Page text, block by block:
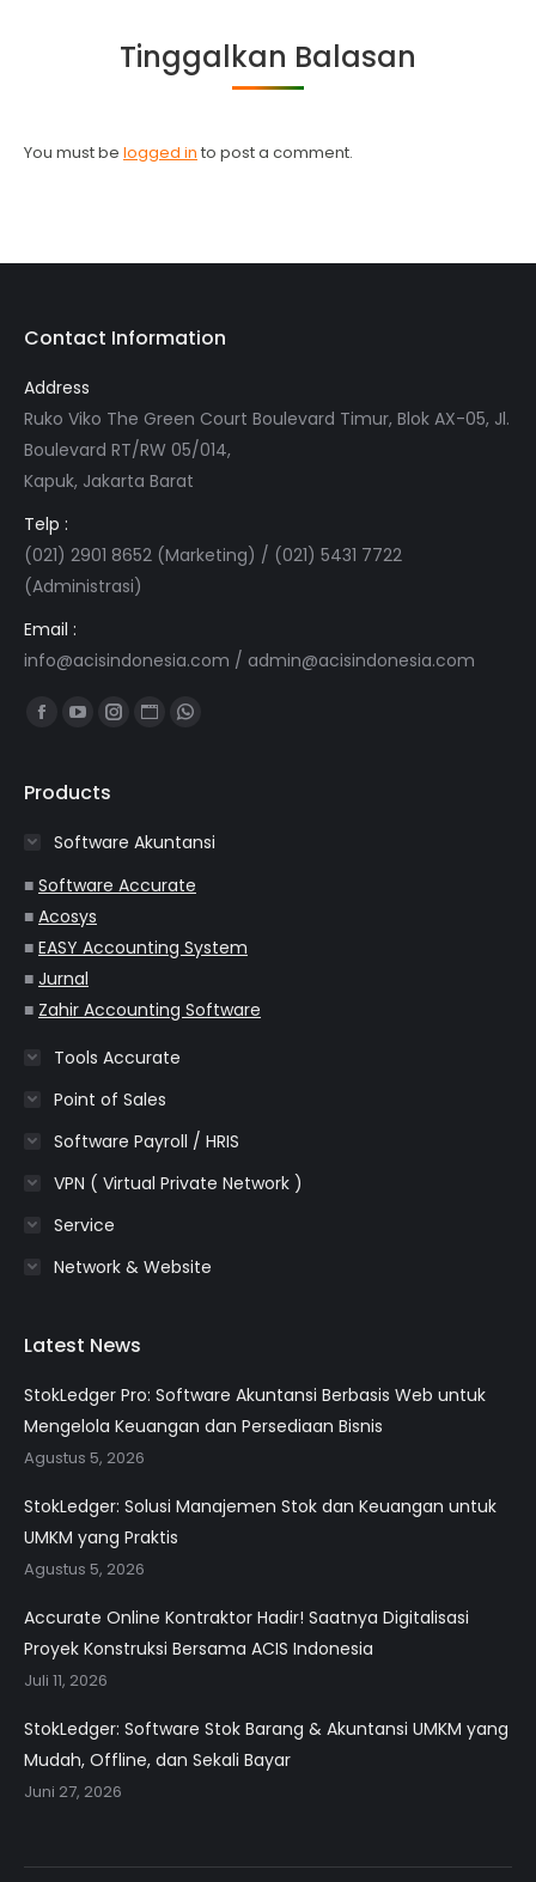
Tinggalkan Balasan
You must be logged in to post a comment.
Contact Information
Address
Ruko Viko The Green Court Boulevard Timur, Blok AX-05, Jl.
Boulevard RT/RW 05/014,
Kapuk, Jakarta Barat
Telp :
(021) 2901 8652 (Marketing) / (021) 5431 7722
(Administrasi)
Email :
info@acisindonesia.com / admin@acisindonesia.com
Find us on:
Facebook
opens
new
window
YouTube
opens
new
window
Instagram
new
window
Website
new
window
Whatsapp
new
window
Products
Software Akuntansi
■ Software Accurate
■ Acosys
■ EASY Accounting System
■ Jurnal
■ Zahir Accounting Software
Tools Accurate
Point of Sales
Software Payroll / HRIS
VPN ( Virtual Private Network )
Service
Network & Website
Latest News
StokLedger Pro: Software Akuntansi Berbasis Web untuk
Mengelola Keuangan dan Persediaan Bisnis
Agustus 5, 2026
StokLedger: Solusi Manajemen Stok dan Keuangan untuk
UMKM yang Praktis
Agustus 5, 2026
Accurate Online Kontraktor Hadir! Saatnya Digitalisasi
Proyek Konstruksi Bersama ACIS Indonesia
Juli 11, 2026
StokLedger: Software Stok Barang & Akuntansi UMKM yang
Mudah, Offline, dan Sekali Bayar
Juni 27, 2026